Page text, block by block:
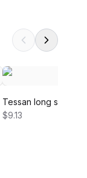
Tessan long sleeve
$9.13